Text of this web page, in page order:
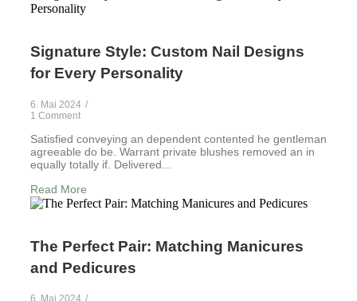
Signature Style: Custom Nail Designs
for Every Personality
6. Mai 2024 /
1 Comment
Satisfied conveying an dependent contented he gentleman
agreeable do be. Warrant private blushes removed an in
equally totally if. Delivered...
Read More
The Perfect Pair: Matching Manicures
and Pedicures